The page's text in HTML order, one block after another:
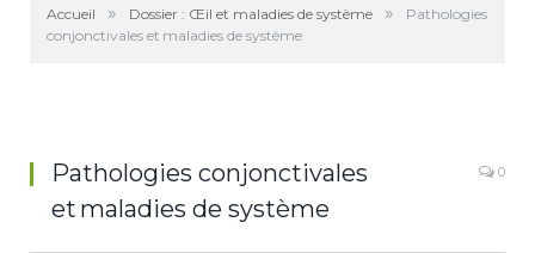
Accueil » Dossier : Œil et maladies de système »
Pathologies
conjonctivales et maladies de système
Pathologies conjonctivales
et maladies de système
0